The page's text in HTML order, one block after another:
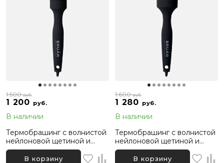
1 200 руб.
1 500руб.
В наличии
Термобрашинг с волнистой
нейлоновой щетиной и
хвостиком BRUAR SILVER
THERMO, диаметр 33 мм
В корзину
1 280 руб.
1 600руб.
В наличии
Термобрашинг с волнистой
нейлоновой щетиной и
хвостиком BRUAR SILVER
THERMO, диаметр 43 мм
В корзину